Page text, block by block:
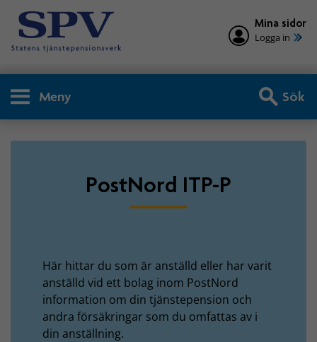
Mina sidor
Logga in
Meny Sök
PostNord ITP-P
Här hittar du som är anställd eller har varit
anställd vid ett bolag inom PostNord
information om din tjänstepension och
andra försäkringar som du omfattas av i
din anställning.